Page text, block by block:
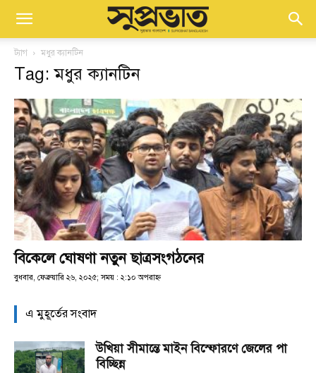
ট্যাগ মধুর ক্যানটিন
Tag: মধুর ক্যানটিন
বিকেলে ঘোষণা নতুন ছাত্রসংগঠনের
বুধবার, ফেব্রুয়ারি ২৬, ২০২৫; সময় : ২:১০ অপরাহ্ণ
এ মুহূর্তের সংবাদ
উখিয়া সীমান্তে মাইন বিস্ফোরণে জেলের পা
বিচ্ছিন্ন